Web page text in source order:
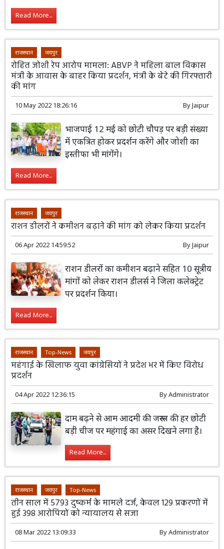
Read More...
राजस्थान जयपुर
रोहित जोशी रेप आरोप मामला: ABVP ने महिला बाल विकास
मंत्री के आवास के बाहर किया प्रदर्शन, मंत्री के बेटे की गिरफ्तारी
की मांग
10 May 2022 18:26:16 ByJaipur
भाजपाई 12 मई को छोटी चौपड़ पर बड़ी संख्या
में एकत्रित होकर प्रदर्शन करेंगे और जोशी का
इस्तीफा भी मांगेंगे।
Read More...
राजस्थान जयपुर
राशन डीलरों ने कमीशन बढ़ाने की मांग को लेकर किया प्रदर्शन
06 Apr 2022 14:59:52 ByJaipur
राशन डीलरों का कमीशन बढ़ाने सहित 10 सूत्रीय
मांगों को लेकर राशन डीलर्स ने जिला कलेक्ट्रेट
पर प्रदर्शन किया।
Read More...
राजस्थान Top-News जयपुर
महंगाई के खिलाफ युवा कांग्रेसियों ने प्रदेश भर में किए विरोध
प्रदर्शन
04 Apr 2022 12:36:15 ByAdministrator
दाम बढ़ने से आम आदमी की जरूरत की हर छोटी
बड़ी चीज पर महंगाई का असर दिखने लगा है।
Read More...
राजस्थान जयपुर Top-News
तीन साल में 5793 दुष्कर्म के मामले दर्ज, केवल 129 प्रकरणों में
हुई 398 आरोपियों को न्यायालय से सजा
08 Mar 2022 13:09:33 ByAdministrator